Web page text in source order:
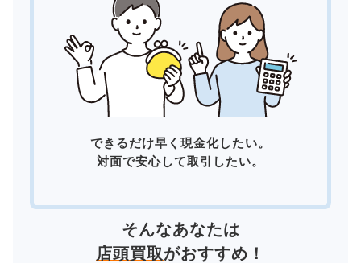
できるだけ早く現金化したい。
対面で安心して取引したい。
そんなあなたは
店頭買取がおすすめ！